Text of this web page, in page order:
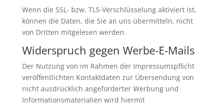
Wenn die SSL- bzw. TLS-Verschlüsselung aktiviert ist,
können die Daten, die Sie an uns übermitteln, nicht
von Dritten mitgelesen werden.
Widerspruch gegen Werbe-E-Mails
Der Nutzung von im Rahmen der Impressumspflicht
veröffentlichten Kontaktdaten zur Übersendung von
nicht ausdrücklich angeforderter Werbung und
Informationsmaterialien wird hiermit